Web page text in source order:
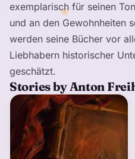
exemplarisch für seinen
und an den Gewohnheiten
werden seine Bücher vor
Liebhabern historischer
geschätzt.
Stories by Anton